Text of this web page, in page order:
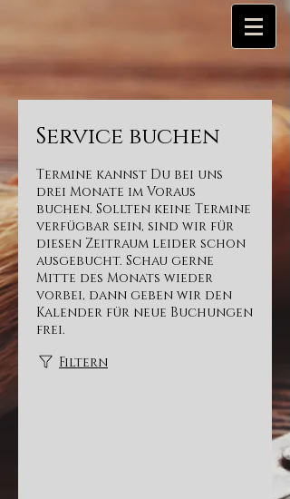
Service buchen
Termine kannst Du bei uns
drei Monate im Voraus
buchen. Sollten keine Termine
verfügbar sein, sind wir für
diesen Zeitraum leider schon
ausgebucht. Schau gerne
Mitte des Monats wieder
vorbei, dann geben wir den
Kalender für neue Buchungen
frei.
Filtern